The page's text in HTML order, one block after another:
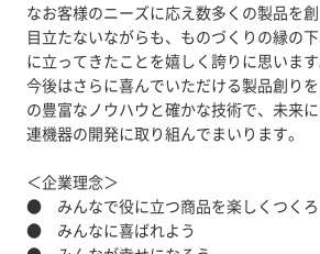
なお客様のニーズに応え数多くの製品を創
目立たないながらも、ものづくりの縁の
に立ってきたことを嬉しく誇りに思います
今後はさらに喜んでいただける製品創り
の豊富なノウハウと確かな技術で、未来
連機器の開発に取り組んでまいります。
＜企業理念＞
● みんなで役に立つ商品を楽しくつくろ
● みんなに喜ばれよう